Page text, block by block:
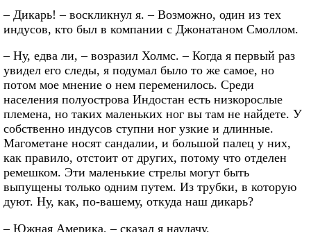
– Дикарь! – воскликнул я. – Возможно, один из тех
индусов, кто был в компании с Джонатаном Смоллом.
– Ну, едва ли, – возразил Холмс. – Когда я первый раз
увидел его следы, я подумал было то же самое, но
потом мое мнение о нем переменилось. Среди
населения полуострова Индостан есть низкорослые
племена, но таких маленьких ног вы там не найдете. У
собственно индусов ступни ног узкие и длинные.
Магометане носят сандалии, и большой палец у них,
как правило, отстоит от других, потому что отделен
ремешком. Эти маленькие стрелы могут быть
выпущены только одним путем. Из трубки, в которую
дуют. Ну, как, по-вашему, откуда наш дикарь?
– Южная Америка, – сказал я наудачу.